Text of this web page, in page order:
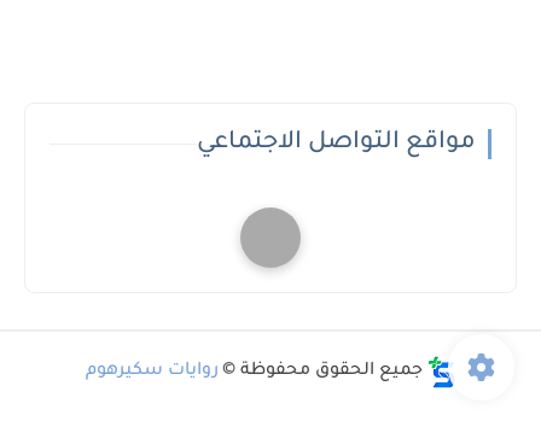
مواقع التواصل الاجتماعي
جميع الحقوق محفوظة © روايات سكيرهوم